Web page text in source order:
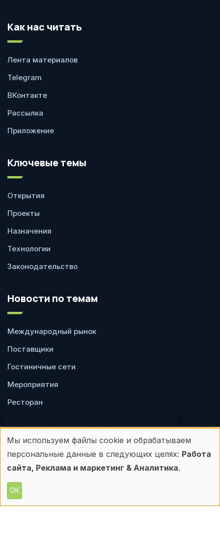
Как нас читать
Лента материалов
Telegram
ВКонтакте
Рассылка
Приложение
Ключевые темы
Открытия
Проекты
Назначения
Технологии
Законодательство
Новости по темам
Международный рынок
Поставщики
Гостиничные сети
Мероприятия
Ресторан
Пользовательское
соглашение
Политика
конфиденциальности
Любое использование материалов с данного
Использование
персональных
данных
и
Мы используем файлы cookie и обрабатываем
персональные данные в следующих целях: Работа
сайта, Реклама и маркетинг & Аналитика.
ОК